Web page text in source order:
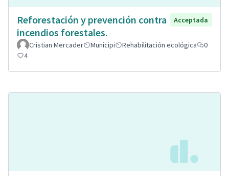
Reforestación y prevención contra
incendios forestales.
Acceptada
Cristian Mercader Municipi Rehabilitación ecológica
0
4